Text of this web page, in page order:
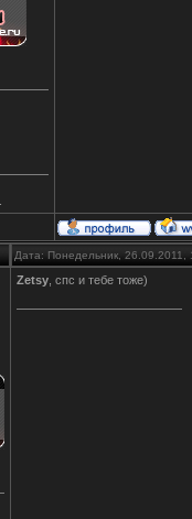
Дата: Понедельник,
Zetsy , спс и тебе тоже)